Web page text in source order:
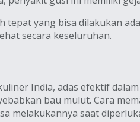
tepat yang bisa dilakukan
secara keseluruhan.
India, adas efektif
bau mulut. Cara
melakukannya saat